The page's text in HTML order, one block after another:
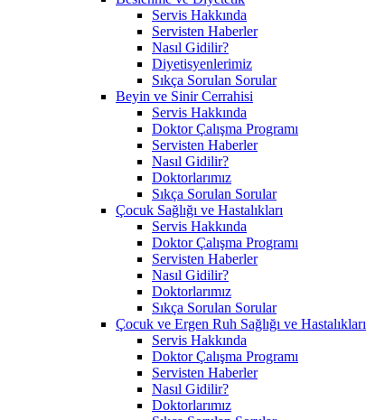
Servis Hakkında
Servisten Haberler
Nasıl Gidilir?
Diyetisyenlerimiz
Sıkça Sorulan Sorular
Beyin ve Sinir Cerrahisi
Servis Hakkında
Doktor Çalışma Programı
Servisten Haberler
Nasıl Gidilir?
Doktorlarımız
Sıkça Sorulan Sorular
Çocuk Sağlığı ve Hastalıkları
Servis Hakkında
Doktor Çalışma Programı
Servisten Haberler
Nasıl Gidilir?
Doktorlarımız
Sıkça Sorulan Sorular
Çocuk ve Ergen Ruh Sağlığı ve Hastalıkları
Servis Hakkında
Doktor Çalışma Programı
Servisten Haberler
Nasıl Gidilir?
Doktorlarımız